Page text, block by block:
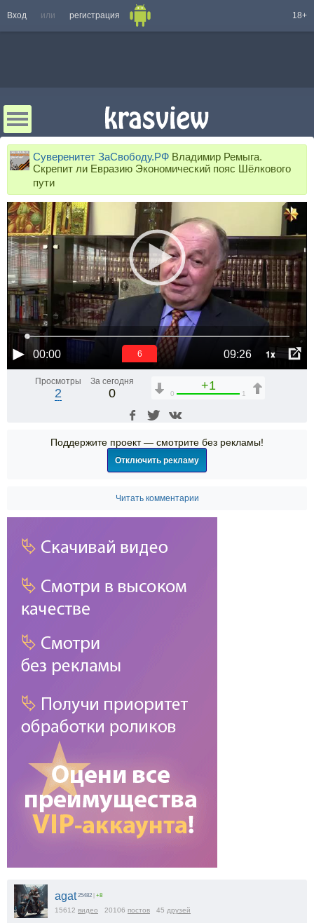
Вход или регистрация 18+
Суверенитет ЗаСвободу.РФ Владимир Ремыга.
Скрепит ли Евразию Экономический пояс Шёлкового
пути
00:00 09:26 1x
6
Просмотры
2
За сегодня
0
+1
0 1
Поддержите проект — смотрите без рекламы!
Отключить рекламу
Читать комментарии
agat 25482 +8
15612 видео 20106 постов 45 друзей